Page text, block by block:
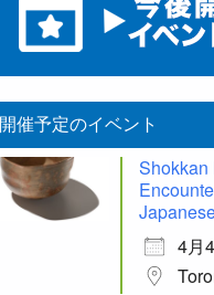
開催予定のイベント
Shokkan
4月